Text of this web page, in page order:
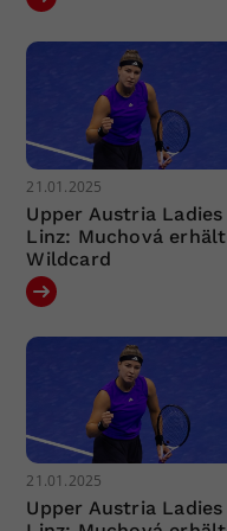
21.01.2025
Upper Austria Ladies
Linz: Muchová erhält
Wildcard
21.01.2025
Upper Austria Ladies